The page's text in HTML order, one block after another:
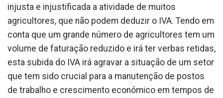
injusta e injustificada a atividade de muitos
agricultores, que não podem deduzir o IVA. Tendo em
conta que um grande número de agricultores tem um
volume de faturação reduzido e irá ter verbas retidas,
esta subida do IVA irá agravar a situação de um setor
que tem sido crucial para a manutenção de postos
de trabalho e crescimento económico em tempos de